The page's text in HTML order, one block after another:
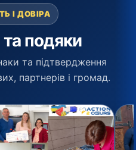
І ДОВІРА
подяки
та підтвердження
партнерів і громад.